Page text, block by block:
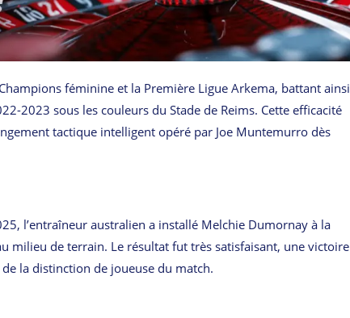
féminine et la Première Ligue Arkema, battant ainsi
2023 sous les couleurs du Stade de Reims. Cette efficacité
tactique intelligent opéré par Joe Muntemurro dès
l’entraîneur australien a installé Melchie Dumornay à la
milieu de terrain. Le résultat fut très satisfaisant, une victoire
la distinction de joueuse du match.